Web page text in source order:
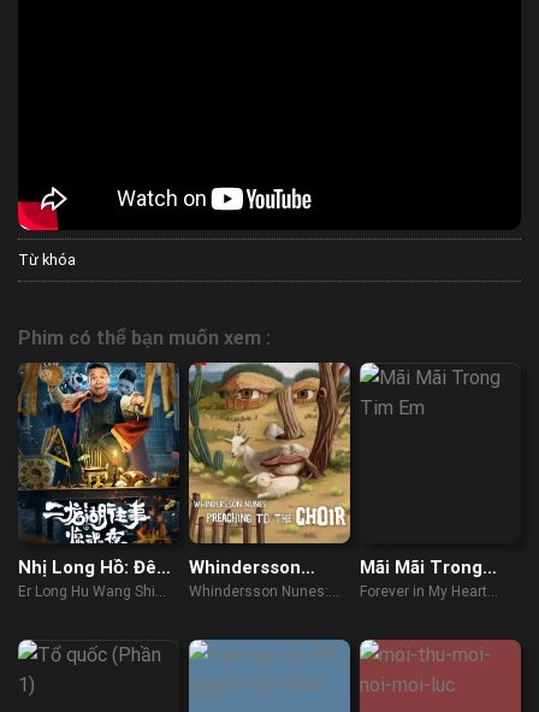
Từ khóa
Phim có thể bạn muốn xem :
Nhị Long Hồ: Đêm
Kinh Hoàng
Er Long Hu Wang Shi
Whindersson
Nunes: Xướng thơ
Whindersson Nunes:
(2023)
Mãi Mãi Trong
Tim Em
Forever in My Heart